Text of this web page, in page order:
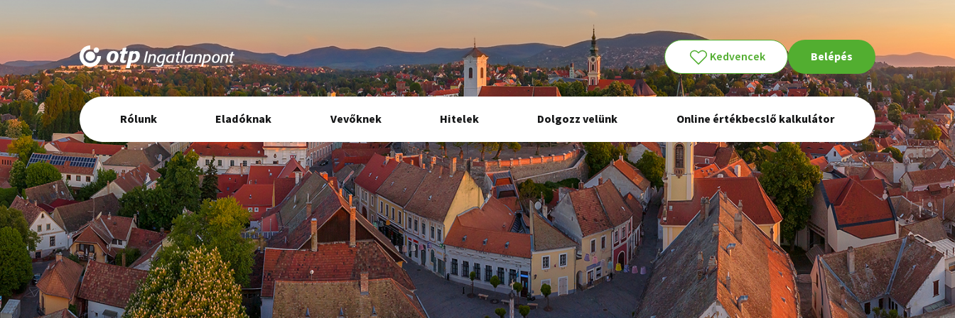
Kedvencek Belépés
Elsődleges
navigáció
Rólunk Eladóknak Vevőknek Hitelek Dolgozz velünk Online értékbecslő kalkulátor